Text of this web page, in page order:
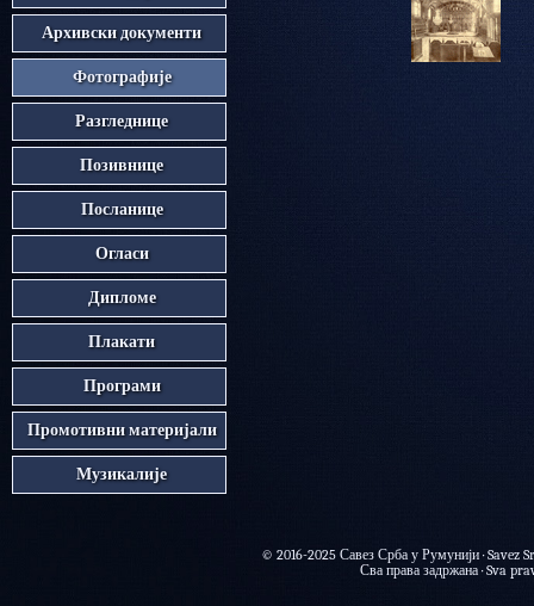
Архивски документи
Фотографије
Разгледнице
Позивнице
Посланице
Огласи
Дипломе
Плакати
Програми
Промотивни материјали
Музикалије
© 2016-2025 Савез Срба у Румунији ·
Сва права задржана · Sva